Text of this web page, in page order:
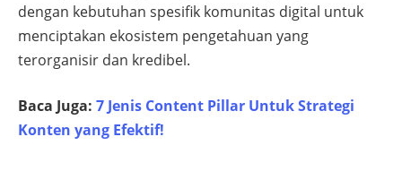
dengan kebutuhan spesifik komunitas digital untuk
menciptakan ekosistem pengetahuan yang
terorganisir dan kredibel.
Baca Juga: 7 Jenis Content Pillar Untuk Strategi
Konten yang Efektif!